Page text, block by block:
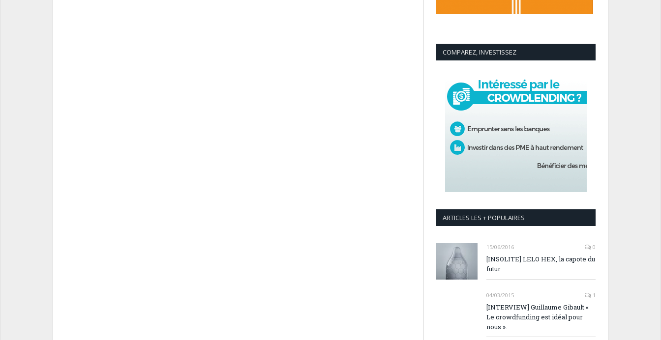
COMPAREZ, INVESTISSEZ
ARTICLES LES + POPULAIRES
15/06/2016 0
[INSOLITE] LELO HEX, la capote du
futur
04/03/2015 1
[INTERVIEW] Guillaume Gibault «
Le crowdfunding est idéal pour
nous ».